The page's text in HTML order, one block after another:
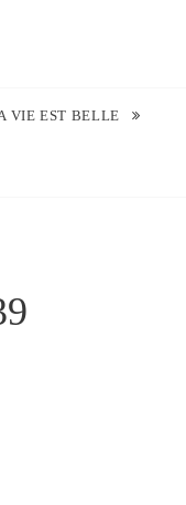
VIE EST BELLE